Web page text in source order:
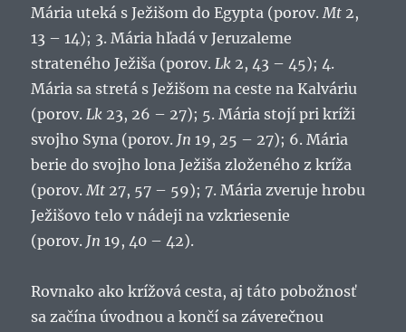
Mária uteká s Ježišom do Egypta (porov.Mt 2,
13 – 14); 3. Mária hľadá v Jeruzaleme
strateného Ježiša (porov.Lk 2, 43 – 45); 4.
Mária sa stretá s Ježišom na ceste na Kalváriu
(porov.Lk 23, 26 – 27); 5. Mária stojí pri kríži
svojho Syna (porov. Jn19, 25 – 27); 6. Mária
berie do svojho lona Ježiša zloženého z kríža
(porov.Mt 27, 57 – 59); 7. Mária zveruje hrobu
Ježišovo telo v nádeji na vzkriesenie
(porov. Jn19, 40 – 42).
Rovnako ako krížová cesta, aj táto pobožnosť
sa začína úvodnou a končí sa záverečnou